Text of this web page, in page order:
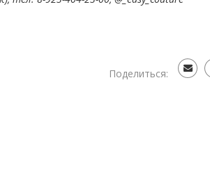
Поделиться: